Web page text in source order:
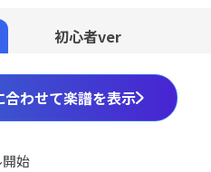
初心者ver
わせて楽譜を表示
始